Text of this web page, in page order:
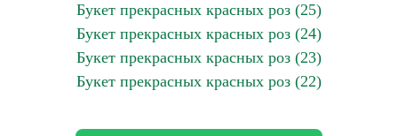
Букет прекрасных красных роз (25)
Букет прекрасных красных роз (24)
Букет прекрасных красных роз (23)
Букет прекрасных красных роз (22)